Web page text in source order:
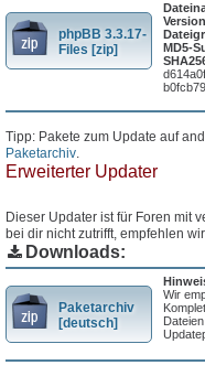
phpBB 3.3.17-
Files [zip]
MD5-
Tipp: Pakete zum Update auf
Paketarchiv.
Erweiterter Updater
Dieser Updater ist für Foren mit
bei dir nicht zutrifft, empfehlen
Downloads:
Paketarchiv
[deutsch]
Wir